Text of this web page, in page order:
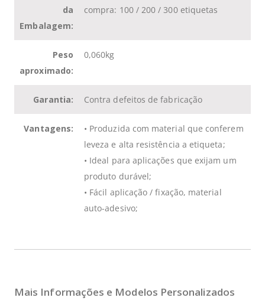
da
Embalagem:
compra: 100 / 200 / 300 etiquetas
Peso
aproximado:
0,060kg
Garantia: Contra defeitos de fabricação
Vantagens: • Produzida com material que conferem
leveza e alta resistência a etiqueta;
• Ideal para aplicações que exijam um
produto durável;
• Fácil aplicação / fixação, material
auto-adesivo;
Mais Informações e Modelos Personalizados